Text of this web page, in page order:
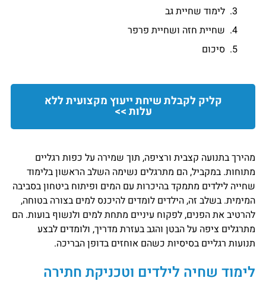
לימוד שחיית גב
שחיית חזה ושחיית פרפר
סיכום
קליק לקבלת שיחת ייעוץ מקצועית ללא
עלות >>
מהירך בתנועה קצבית ורציפה, תוך שמירה על כפות רגליים
מתוחות. במקביל, הם מתרגלים נשימה השלב הראשון בלימוד
שחייה לילדים מתמקד בהיכרות עם המים ופיתוח ביטחון בסביבה
המימית. בשלב זה, הילדים לומדים להיכנס למים בצורה בטוחה,
להרטיב את הפנים, לפקוח עיניים מתחת למים ולנשוף בועות. הם
מתרגלים ציפה על הבטן והגב בעזרת מדריך, ולומדים לבצע
תנועות רגליים בסיסיות כשהם אוחזים בדופן הבריכה.
לימוד שחיה לילדים וטכניקת חתירה